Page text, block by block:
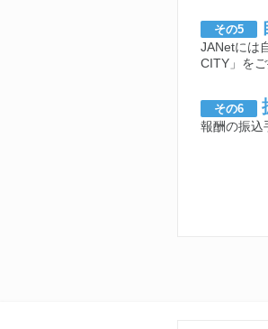
その5
JANetには
CITY」をご
その6
報酬の振込